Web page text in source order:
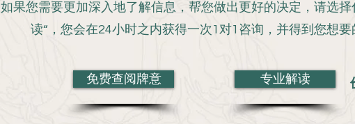
如果您需要更加深入地了解信息，帮您做出更好的决定，请选择
读“，您会在24小时之内获得一次1对1咨询，并得到您想要
免费查阅牌意 专业解读